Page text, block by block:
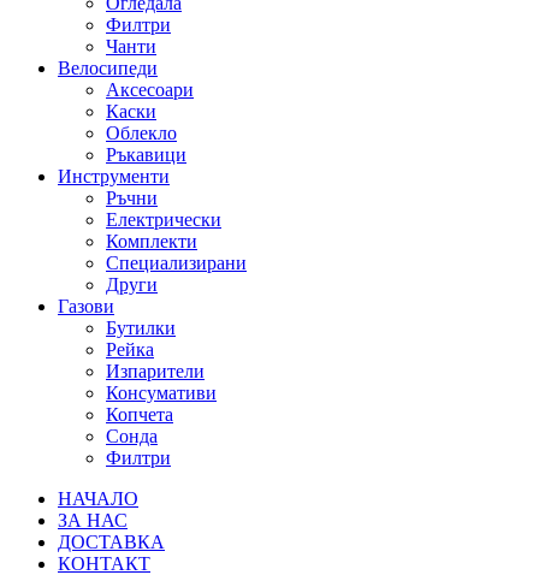
Филтри
Чанти
Велосипеди
Аксесоари
Каски
Облекло
Ръкавици
Инструменти
Ръчни
Електрически
Комплекти
Специализирани
Други
Газови
Бутилки
Рейка
Изпарители
Консумативи
Копчета
Сонда
Филтри
НАЧАЛО
ЗА НАС
ДОСТАВКА
КОНТАКТ